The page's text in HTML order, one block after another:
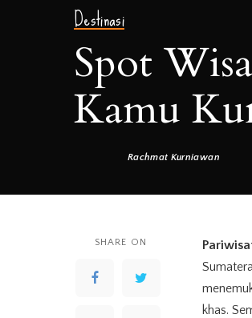
Destinasi
Spot
Kamu
Posted
Rachmat Kurniawan
SHARE ON
khas.